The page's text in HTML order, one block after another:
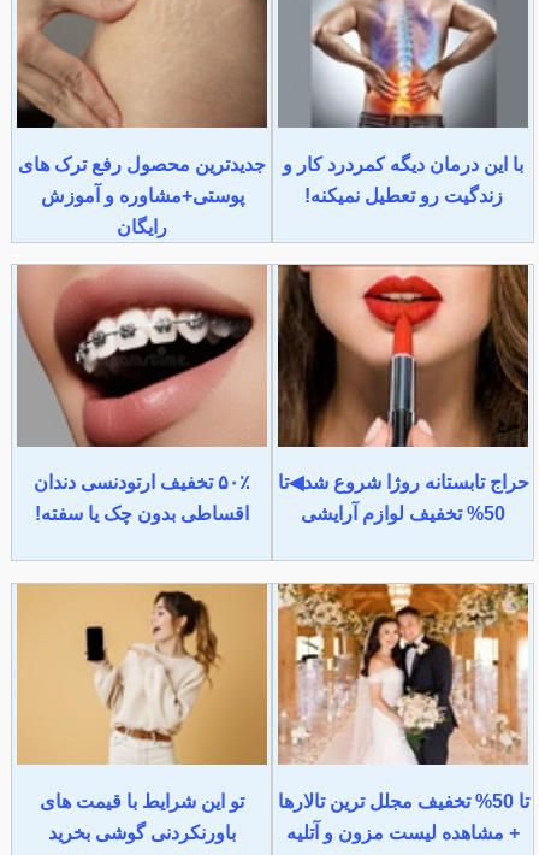
با این درمان دیگه کمردرد کار و
زندگیت رو تعطیل نمیکنه!
جدیدترین محصول رفع ترک های
پوستی+مشاوره و آموزش
رایگان
حراج تابستانه روژا شروع شد◀تا
50% تخفیف لوازم آرایشی
۵۰٪ تخفیف ارتودنسی دندان
اقساطی بدون چک یا سفته!
تا 50% تخفیف مجلل ترین تالارها
+ مشاهده لیست مزون و آتلیه
تو این شرایط با قیمت های
باورنکردنی گوشی بخرید